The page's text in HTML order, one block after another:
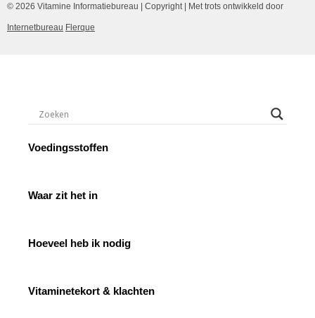
© 2026 Vitamine Informatiebureau | Copyright | Met trots ontwikkeld door
Internetbureau Flerque
Voedingsstoffen
Waar zit het in
Hoeveel heb ik nodig
Vitaminetekort & klachten